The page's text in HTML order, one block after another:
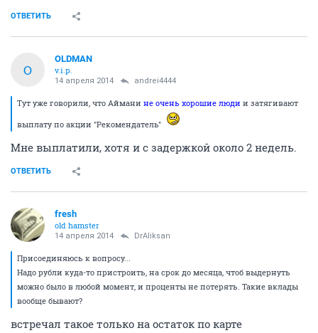
ОТВЕТИТЬ
O
OLDMAN
v.i.p.
14 апреля 2014 andrei4444
Тут уже говорили, что Аймани не очень хорошие люди и затягивают
выплату по акции "Рекомендатель"
Мне выплатили, хотя и с задержкой около 2 недель.
ОТВЕТИТЬ
fresh
old hamster
14 апреля 2014 DrAliksan
Присоединяюсь к вопросу...
Надо рубли куда-то пристроить, на срок до месяца, чтоб выдернуть
можно было в любой момент, и проценты не потерять. Такие вклады
вообще бывают?
встречал такое только на остаток по карте